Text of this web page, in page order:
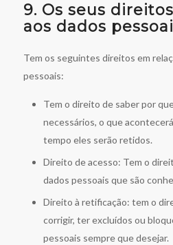
9. Os seus
aos dados
Tem os seguintes direitos em
pessoais:
Tem o direito de saber por
necessários, o que
tempo eles serão retidos.
Direito de acesso: Tem o
dados pessoais que são
Direito à retificação: tem o
corrigir, ter excluídos ou
pessoais sempre que desejar.